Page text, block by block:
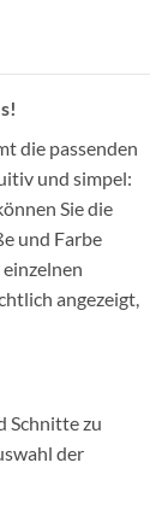
die passenden
und simpel:
Sie die
und Farbe
angezeigt,
Schnitte zu
der